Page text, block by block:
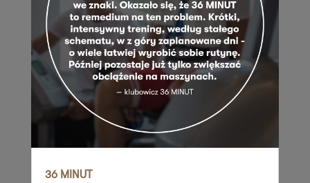
Zapisz mnie
36 MINUT Pleszew
pl. Kościuszki 2
63-300 Pleszew
Zapisz mnie
36 MINUT Podlesie
ul. Armii Krajowej 391
36 MINUT